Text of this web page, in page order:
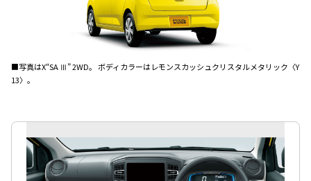
■写真はX“SA Ⅲ” 2WD。 ボディカラーはレモンスカッシュクリスタルメタリック〈Y
13〉。